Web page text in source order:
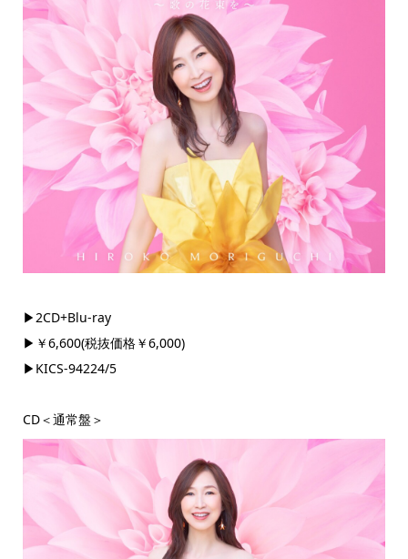
▶2CD+Blu-ray
▶￥6,600(税抜価格￥6,000)
▶KICS-94224/5
CD＜通常盤＞